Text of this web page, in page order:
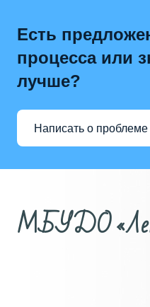
Есть
процесса или
лучше?
Написать о проблеме
МБУДО